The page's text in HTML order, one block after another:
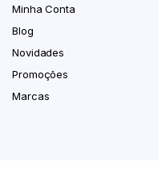
Minha Conta
Blog
Novidades
Promoções
Marcas